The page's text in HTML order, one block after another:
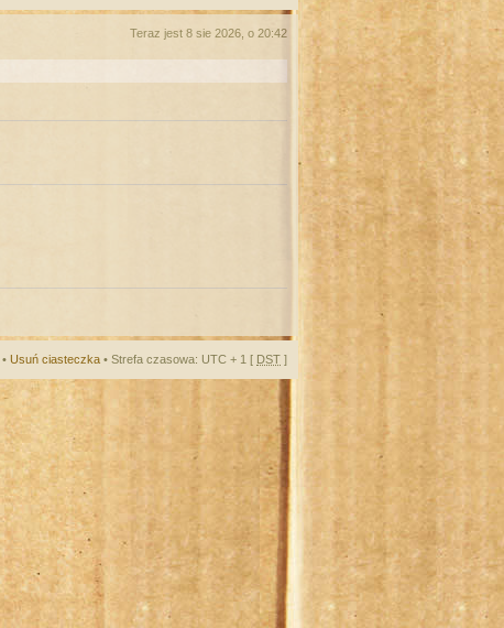
Teraz jest 8 sie 2026, o 20:42
• Usuń ciasteczka • Strefa czasowa: UTC + 1 [ DST ]